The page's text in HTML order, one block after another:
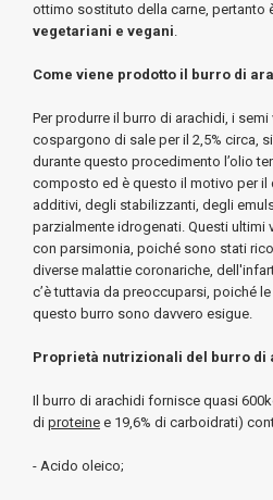
ottimo sostituto della carne, pertanto
vegetariani e vegani.
Come viene prodotto il burro di
Per produrre il burro di arachidi, i
cospargono di sale per il 2,5% circa,
durante questo procedimento l’olio
composto ed è questo il motivo per
additivi, degli stabilizzanti, degli
parzialmente idrogenati. Questi ultimi
con parsimonia, poiché sono stati
diverse malattie coronariche,
c’è tuttavia da preoccuparsi, poiché
questo burro sono davvero esigue.
Proprietà nutrizionali del burro di
Il burro di arachidi fornisce quasi
di proteine e 19,6% di carboidrati)
- Acido oleico;